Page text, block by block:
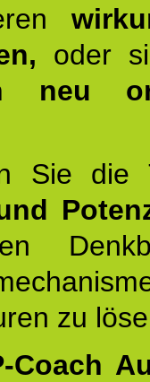
oder
neu
Sie
zu
Coach